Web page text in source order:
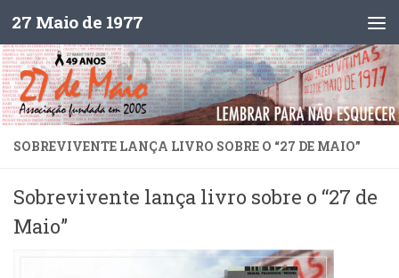
Skip to content
27 Maio de 1977
SOBREVIVENTE LANÇA LIVRO SOBRE O “27 DE MAIO”
Sobrevivente lança livro sobre o “27 de
Maio”